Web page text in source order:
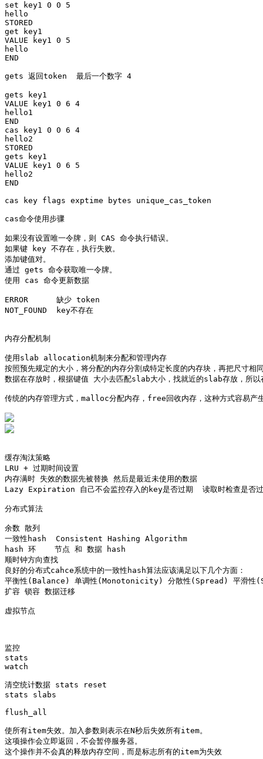
set key1 0 0 5
hello
STORED
get key1
VALUE key1 0 5
hello
END
gets 返回token  最后一个数字 4
gets key1
VALUE key1 0 6 4
hello1
END
cas key1 0 0 6 4
hello2
STORED
gets key1
VALUE key1 0 6 5
hello2
END
cas key flags exptime bytes unique_cas_token
cas命令使用步骤
如果没有设置唯一令牌，则 CAS 命令执行错误。
如果键 key 不存在，执行失败。
添加键值对。
通过 gets 命令获取唯一令牌。
使用 cas 命令更新数据
ERROR      缺少 token
NOT_FOUND  key不存在
内存分配机制
使用slab allocation机制来分配和管理内存
按照预先规定的大小，将分配的内存分割成特定长度的内存块，再把尺寸相
数据在存放时，根据键值 大小去匹配slab大小，找就近的slab存放，所以
传统的内存管理方式，malloc分配内存，free回收内存，这种方式容易产
缓存淘汰策略
LRU + 过期时间设置
内存满时 失效的数据先被替换 然后是最近未使用的数据
Lazy Expiration 自己不会监控存入的key是否过期  读取时检查是否
分布式算法
余数 散列
一致性hash  Consistent Hashing Algorithm
hash 环    节点 和 数据 hash
顺时钟方向查找
良好的分布式cahce系统中的一致性hash算法应该满足以下几个方面：
平衡性(Balance) 单调性(Monotonicity) 分散性(Spread) 平滑性
扩容 锁容 数据迁移
虚拟节点
监控
stats
watch
清空统计数据 stats reset
stats slabs
flush_all
使所有item失效。加入参数则表示在N秒后失效所有item。
这项操作会立即返回，不会暂停服务器。